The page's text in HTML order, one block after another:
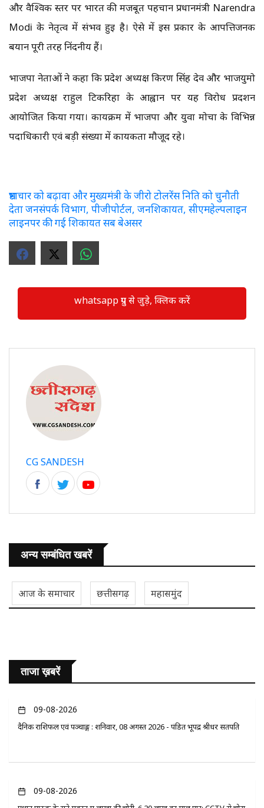
और वैश्विक स्तर पर भारत की मजबूत पहचान प्रधानमंत्री Narendra
Modi के नेतृत्व में संभव हुई है। ऐसे में इस प्रकार के आपत्तिजनक
बयान पूरी तरह निंदनीय हैं।
भाजपा नेताओं ने कहा कि प्रदेश अध्यक्ष किरण सिंह देव और भाजयुमो
प्रदेश अध्यक्ष राहुल टिकरिहा के आह्वान पर यह विरोध प्रदर्शन
आयोजित किया गया। कार्यक्रम में भाजपा और युवा मोर्चा के विभिन्न
पदाधिकारी एवं बड़ी संख्या में कार्यकर्ता मौजूद रहे।
भ्रष्टाचार को बढ़ावा और मुख्यमंत्री के जीरो टोलरेंस निति को चुनौती
देता जनसंपर्क विभाग, पीजीपोर्टल, जनशिकायत, सीएमहेल्पलाइन
लाइनपर की गई शिकायत सब बेअसर
whatsapp ग्रुप से जुड़े, क्लिक करें
CG SANDESH
अन्य सम्बंधित खबरें
आज के समाचार छत्तीसगढ़ महासमुंद
ताजा ख़बरें
09-08-2026
दैनिक राशिफल एवं पञ्चाङ्ग : शनिवार, 08 अगस्त 2026 - पंडित भूपेंद्र श्रीधर सतपति
09-08-2026